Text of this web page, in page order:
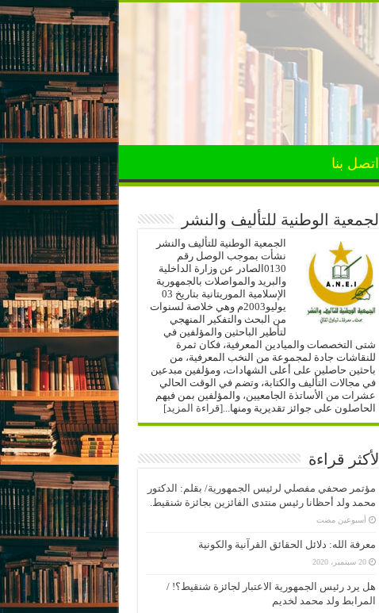
اتصل بنا
الجمعية الوطنية للتأليف والنشر
الجمعية الوطنية للتأليف والنشر
نشأت بموجب الوصل رقم
0130الصادر عن وزارة الداخلية
والبريد والمواصلات بالجمهورية
الإسلامية الموريتانية بتاريخ 03
يوليو2003م وهي خلاصة لسنوات
من البحث والتفكير المنهجي
لتأطير الباحثين والمؤلفين في
شتى التخصصات والميادين المعرفية، فكان ثمرة
للنقاشات جادة لمجموعة من النخب المعرفية، من
باحثين حاصلين على أعلى الشهادات، ومؤلفين مبدعين
في مجالات التأليف والكتابة، وتضم في الوقت الحالي
عشرات من الأساتذة الجامعيين، والمؤلفين بمن فيهم
الحاصلون على جوائز تقديرية ومنها...[قراءة المزيد]
الأكثر قراءة
مؤتمر صحفي مفصلي لرئيس الجمهورية/ بقلم: الدكتور
محمد ولد أحظانا رئيس منتدى الفائزين بجائزة شنقيط.
‏أسبوعين مضت
معرفة الله: دلائل الحقائق القرآنية والكونية
20 سبتمبر، 2020
هل يرد رئيس الجمهورية الاعتبار لجائزة شنقيط؟! /
المرابط ولد محمد لخديم